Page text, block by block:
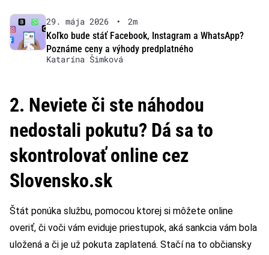
29. mája 2026 •
2m
Koľko bude stáť Facebook, Instagram a WhatsApp?
Poznáme ceny a výhody predplatného
Katarína Šimková
2. Neviete či ste náhodou
nedostali pokutu? Dá sa to
skontrolovať online cez
Slovensko.sk
Štát ponúka službu, pomocou ktorej si môžete online
overiť, či voči vám eviduje priestupok, aká sankcia vám bola
uložená a či je už pokuta zaplatená. Stačí na to občiansky